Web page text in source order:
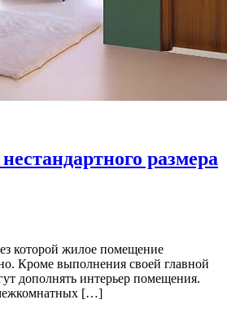
размера
которой жилое помещение
Кроме выполнения своей главной
дополнять интерьер помещения.
[…]